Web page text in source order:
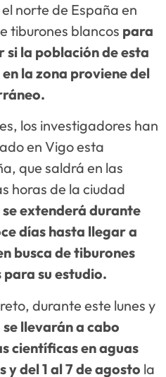
norte de España en
tiburones blancos para
si la población de esta
en la zona proviene del
los investigadores han
en Vigo esta
que saldrá en las
horas de la ciudad
se extenderá durante
días hasta llegar a
busca de tiburones
para su estudio.
durante este lunes y
se llevarán a cabo
científicas en aguas
y del 1 al 7 de agosto la